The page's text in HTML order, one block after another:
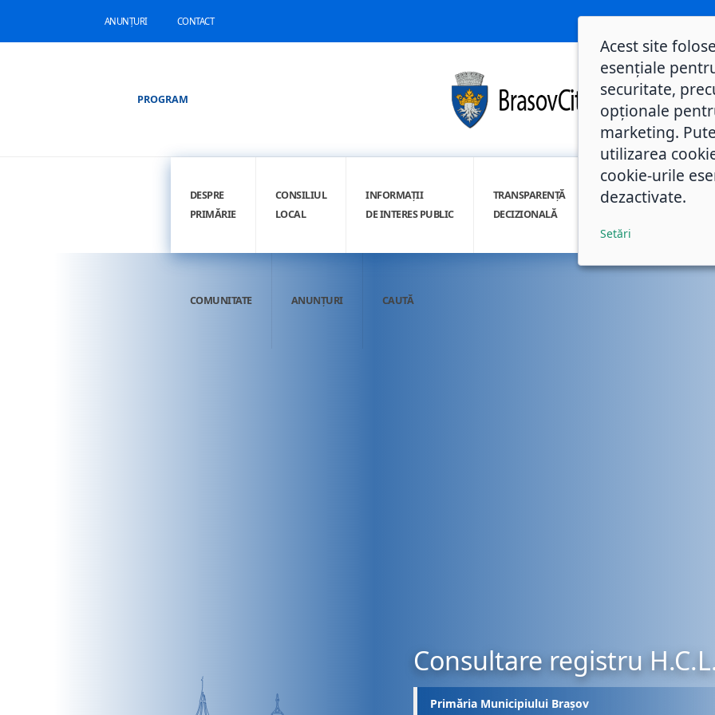
ANUNȚURI CONTACT
PROGRAM
DESPRE
PRIMĂRIE
CONSILIUL
LOCAL
INFORMAȚII
DE INTERES PUBLIC
TRANSPARENȚĂ
DECIZIONALĂ
INTEGRITATE
COMUNITATE ANUNȚURI CAUTĂ
Consultare registru
Primăria Municipiului Brașov
Acest site
esențiale
securitate,
opționale
marketing.
utilizarea
cookie-urile
dezactivate.
Setări